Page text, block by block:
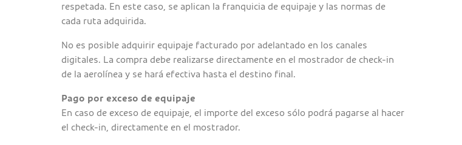
respetada. En este caso, se aplican la franquicia de equipaje y las normas de
cada ruta adquirida.
No es posible adquirir equipaje facturado por adelantado en los canales
digitales. La compra debe realizarse directamente en el mostrador de check-in
de la aerolínea y se hará efectiva hasta el destino final.
Pago por exceso de equipaje
En caso de exceso de equipaje, el importe del exceso sólo podrá pagarse al hacer
el check-in, directamente en el mostrador.